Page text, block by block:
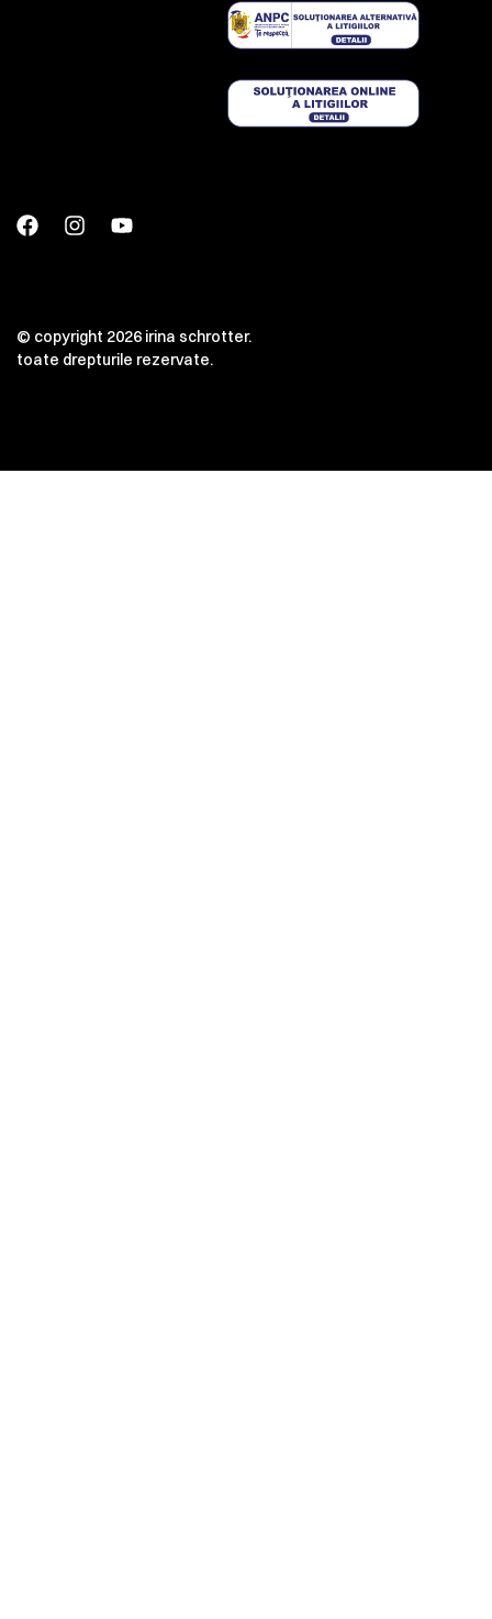
© copyright 2026 irina schrotter.
toate drepturile rezervate.